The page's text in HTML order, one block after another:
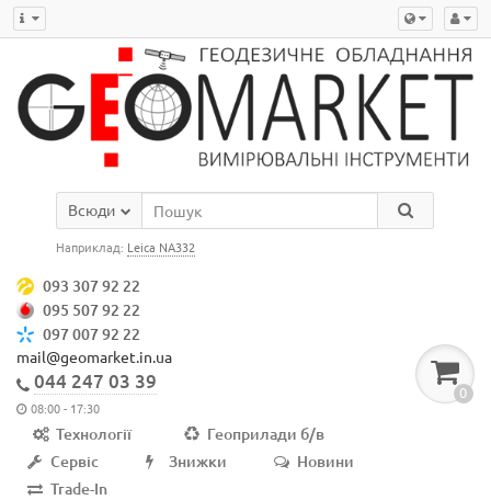
Всюди
Наприклад: Leica NA332
093 307 92 22
095 507 92 22
097 007 92 22
mail@geomarket.in.ua
044 247 03 39
08:00 - 17:30
0
Технології
Геоприлади б/в
Сервіс
Знижки
Новини
Trade-In